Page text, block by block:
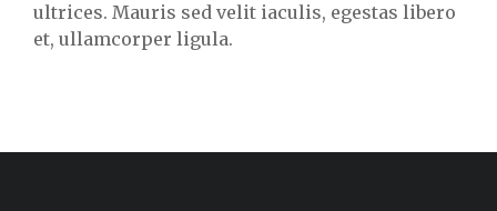
ultrices. Mauris sed velit iaculis, egestas libero
et, ullamcorper ligula.